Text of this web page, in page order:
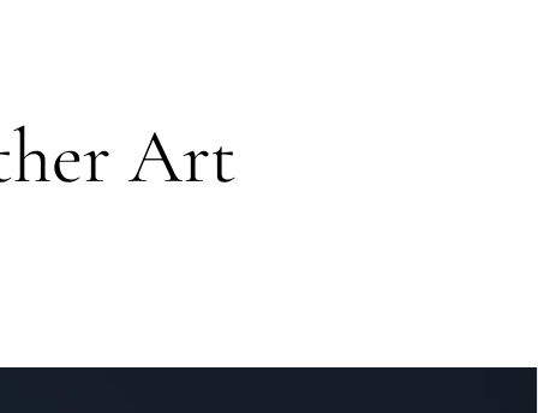
Art